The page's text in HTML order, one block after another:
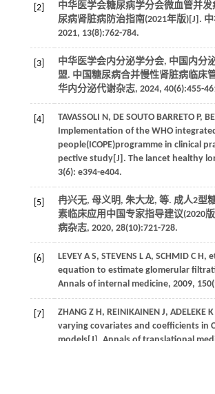
[2]
中华医学会糖尿病学分会微血管并发
尿病肾脏病防治指南(2021年版)[J].
2021, 13(8):762-784.
[3]
中华医学会内分泌学分会, 中国内分
盟. 中国糖尿病合并慢性肾脏病临床
华内分泌代谢杂志, 2024, 40(6):455-
[4] TAVASSOLI N, DE SOUTO BARRETO P,
Implementation of the WHO
people(ICOPE)programme in clinical
pective study[J]. The lancet healthy
3(6): e394-e404.
[5] 冉兴无, 母义明, 朱大龙, 等. 成人2型
素临床应用中国专家指导建议(2020
病杂志, 2020, 28(10):721-728.
[6] LEVEY A S, STEVENS L A, SCHMID C H,
equation to estimate glomerular
Annals of internal medicine, 2009, 150
[7] ZHANG Z H, REINIKAINEN J, ADELEKE K
varying covariates and coefficients in
models[J]. Annals of translational